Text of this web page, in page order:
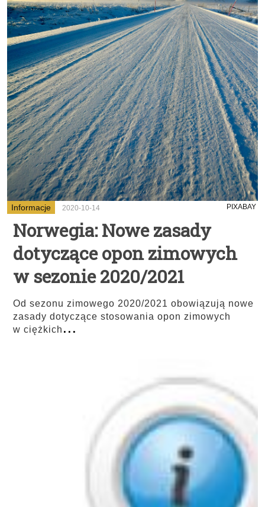
Informacje 2020-10-14 PIXABAY
Norwegia: Nowe zasady
dotyczące opon zimowych
w sezonie 2020/2021
Od sezonu zimowego 2020/2021 obowiązują nowe
zasady dotyczące stosowania opon zimowych
w ciężkich...